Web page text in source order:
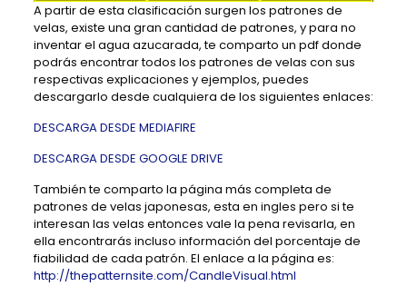
A partir de esta clasificación surgen los patrones de
velas, existe una gran cantidad de patrones, y para no
inventar el agua azucarada, te comparto un pdf donde
podrás encontrar todos los patrones de velas con sus
respectivas explicaciones y ejemplos, puedes
descargarlo desde cualquiera de los siguientes enlaces:
DESCARGA DESDE MEDIAFIRE
DESCARGA DESDE GOOGLE DRIVE
También te comparto la página más completa de
patrones de velas japonesas, esta en ingles pero si te
interesan las velas entonces vale la pena revisarla, en
ella encontrarás incluso información del porcentaje de
fiabilidad de cada patrón. El enlace a la página es:
http://thepatternsite.com/CandleVisual.html